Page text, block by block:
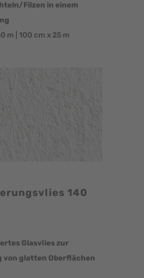
Filzen in einem
m | 100 cm x 25 m
140
Glasvlies zur
von glatten Oberflächen